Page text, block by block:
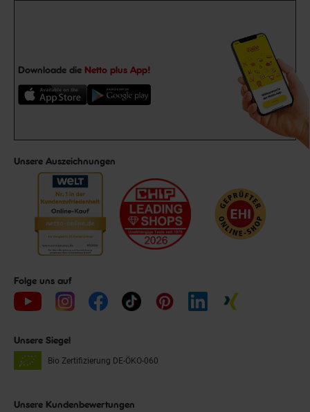
Downloade die Netto plus App!
Unsere Auszeichnungen
Folge uns auf
Unsere Siegel
Bio Zertifizierung DE-ÖKO-060
Unsere Kundenbewertungen